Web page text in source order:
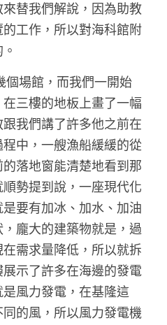
替我們解說，因為助教
工作，所以對海科館附
三樓的地板上畫了一幅
我們講了許多他之前在
中，一艘漁船緩緩的從
落地窗能清楚地看到那
勢提到說，一座現代化
要有加冰、加水、加油
龐大的建築物就是，過
需求量降低，所以就拆
示了許多在海邊的發電
風力發電，在基隆這
的風，所以風力發電機